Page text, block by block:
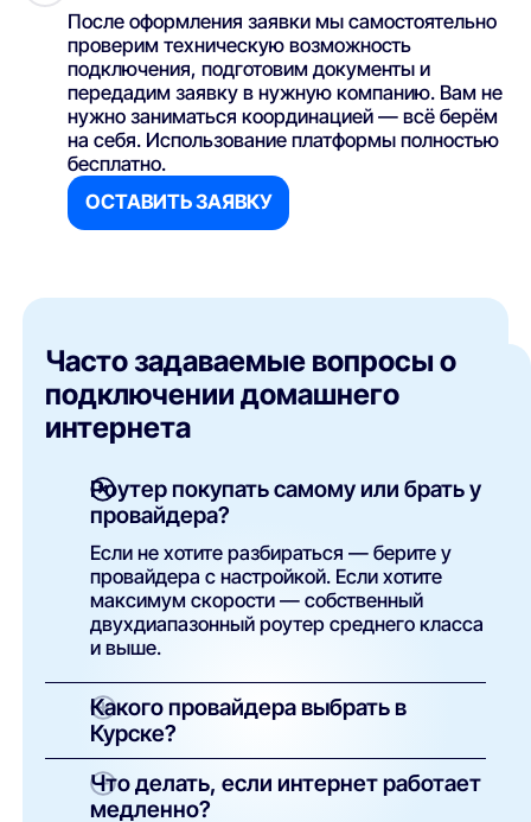
После оформления заявки мы самостоятельно
проверим техническую возможность
подключения, подготовим документы и
передадим заявку в нужную компанию. Вам не
нужно заниматься координацией — всё берём
на себя. Использование платформы полностью
бесплатно.
ОСТАВИТЬ ЗАЯВКУ
Часто задаваемые вопросы о
подключении домашнего
интернета
Роутер покупать самому или брать у
провайдера?
Если не хотите разбираться — берите у
провайдера с настройкой. Если хотите
максимум скорости — собственный
двухдиапазонный роутер среднего класса
и выше.
Какого провайдера выбрать в
Курске?
Сравните трёх лидеров по вашему
адресу: скорость, цену за Мбит/с и
Что делать, если интернет работает
медленно?